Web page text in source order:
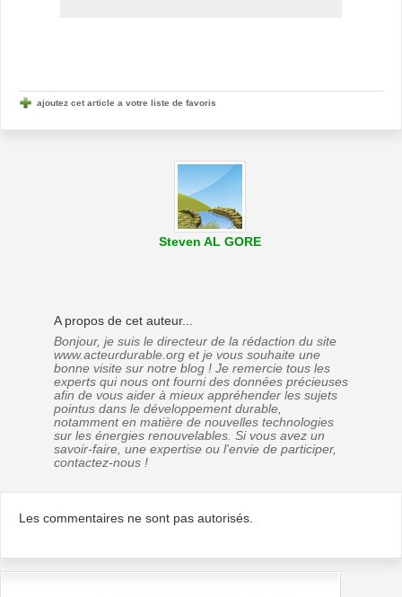
ajoutez cet article a votre liste de favoris
Steven AL GORE
A propos de cet auteur...
Bonjour, je suis le directeur de la rédaction du site
www.acteurdurable.org et je vous souhaite une
bonne visite sur notre blog ! Je remercie tous les
experts qui nous ont fourni des données précieuses
afin de vous aider à mieux appréhender les sujets
pointus dans le développement durable,
notamment en matière de nouvelles technologies
sur les énergies renouvelables. Si vous avez un
savoir-faire, une expertise ou l'envie de participer,
contactez-nous !
Les commentaires ne sont pas autorisés.